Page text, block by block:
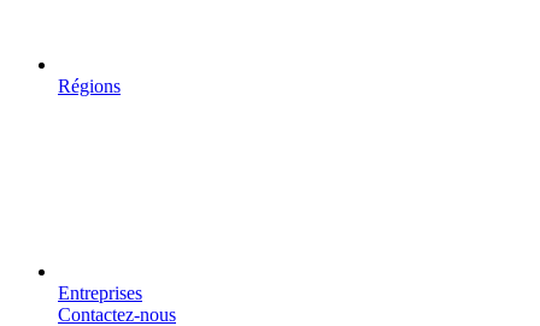
Régions
Entreprises
Contactez-nous